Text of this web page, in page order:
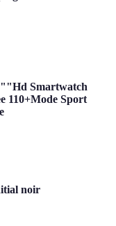
Smartwatch
110+Mode Sport
noir